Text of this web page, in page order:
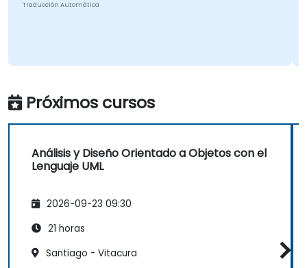
Traducción Automática
Próximos cursos
Análisis y Diseño Orientado a Objetos con el
Lenguaje UML
2026-09-23 09:30
21 horas
Santiago - Vitacura